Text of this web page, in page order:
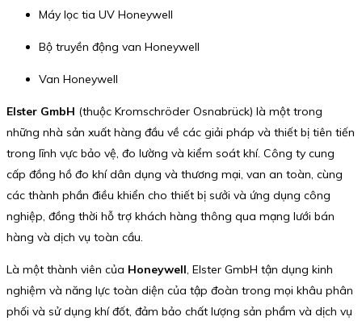
Máy lọc tia UV Honeywell
Bộ truyền động van Honeywell
Van Honeywell
Elster GmbH (thuộc Kromschröder Osnabrück) là một trong
những nhà sản xuất hàng đầu về các giải pháp và thiết bị tiên tiến
trong lĩnh vực bảo vệ, đo lường và kiểm soát khí. Công ty cung
cấp đồng hồ đo khí dân dụng và thương mại, van an toàn, cùng
các thành phần điều khiển cho thiết bị sưởi và ứng dụng công
nghiệp, đồng thời hỗ trợ khách hàng thông qua mạng lưới bán
hàng và dịch vụ toàn cầu.
Là một thành viên của Honeywell, Elster GmbH tận dụng kinh
nghiệm và năng lực toàn diện của tập đoàn trong mọi khâu phân
phối và sử dụng khí đốt, đảm bảo chất lượng sản phẩm và dịch vụ